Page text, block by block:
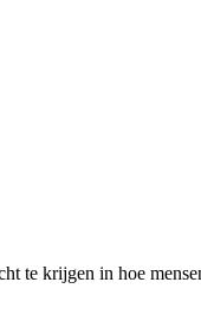
te krijgen in hoe